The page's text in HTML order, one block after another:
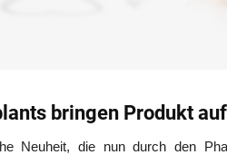
bringen Produkt
Neuheit, die nun durch den